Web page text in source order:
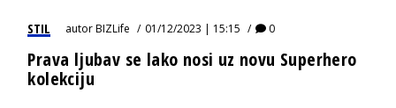
STIL autorBIZLife 01/12/2023 | 15:15 0
Prava ljubav se lako nosi uz novu Superhero
kolekciju